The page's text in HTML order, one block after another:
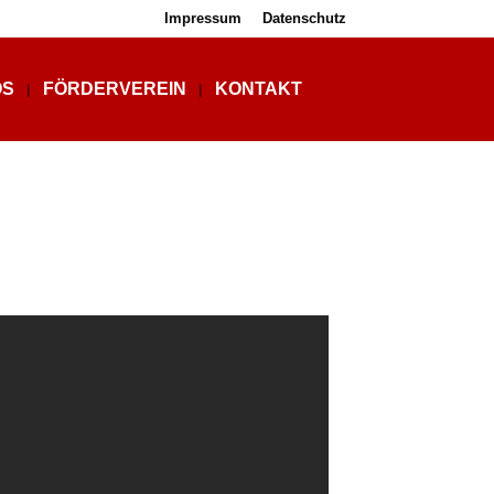
Impressum Datenschutz
FÖRDERVEREIN KONTAKT